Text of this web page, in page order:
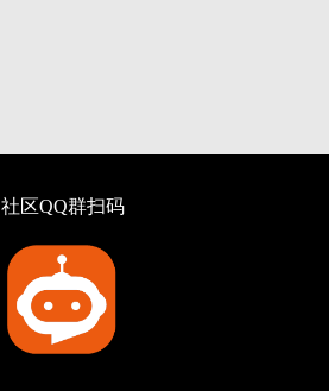
社区QQ群扫码